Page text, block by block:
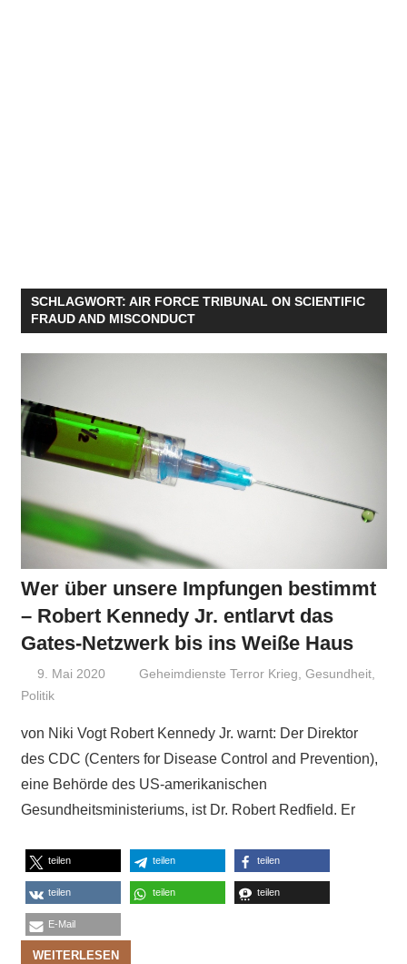
SCHLAGWORT: AIR FORCE TRIBUNAL ON SCIENTIFIC
FRAUD AND MISCONDUCT
Wer über unsere Impfungen bestimmt
– Robert Kennedy Jr. entlarvt das
Gates-Netzwerk bis ins Weiße Haus
9. Mai 2020 Niki Vogt
Geheimdienste Terror Krieg ,Gesundheit
Politik
von Niki Vogt Robert Kennedy Jr. warnt: Der Direktor
des CDC (Centers for Disease Control and Prevention),
eine Behörde des US-amerikanischen
Gesundheitsministeriums, ist Dr. Robert Redfield. Er
teilen teilen teilen
teilen teilen teilen
E-Mail
WEITERLESEN